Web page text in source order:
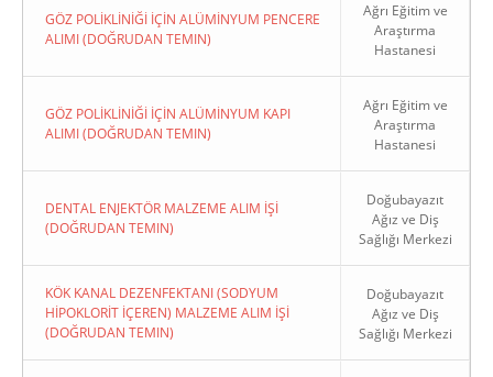
GÖZ POLİKLİNİĞİ İÇİN ALÜMİNYUM PENCERE
ALIMI (DOĞRUDAN TEMIN)
Ağrı Eğitim ve
Araştırma
Hastanesi
GÖZ POLİKLİNİĞİ İÇİN ALÜMİNYUM KAPI
ALIMI (DOĞRUDAN TEMIN)
Ağrı Eğitim ve
Araştırma
Hastanesi
DENTAL ENJEKTÖR MALZEME ALIM İŞİ
(DOĞRUDAN TEMIN)
Doğubayazıt
Ağız ve Diş
Sağlığı Merkezi
KÖK KANAL DEZENFEKTANI (SODYUM
HİPOKLORİT İÇEREN) MALZEME ALIM İŞİ
(DOĞRUDAN TEMIN)
Doğubayazıt
Ağız ve Diş
Sağlığı Merkezi